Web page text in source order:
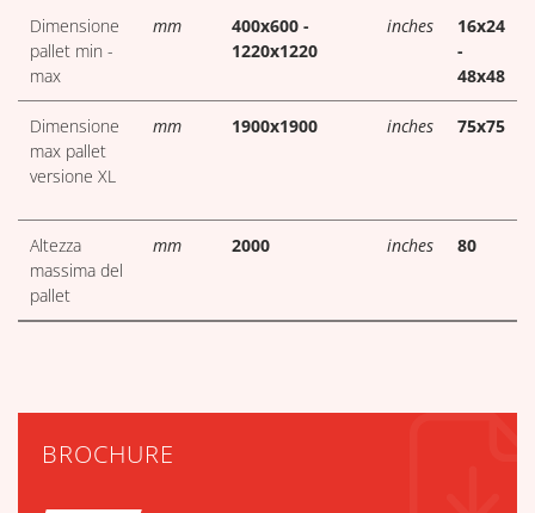
Dimensione
pallet min -
max
mm
400x600 -
1220x1220
inches
16x24
-
48x48
Dimensione
max pallet
versione XL
mm 1900x1900 inches 75x75
Altezza
massima del
pallet
mm 2000 inches 80
BROCHURE